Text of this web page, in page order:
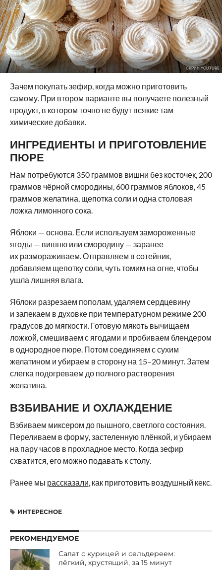
СКРИН YOUTUBE
Зачем покупать зефир, когда можно приготовить
самому. При втором варианте вы получаете полезный
продукт, в котором точно не будут всякие там
химические добавки.
ИНГРЕДИЕНТЫ И ПРИГОТОВЛЕНИЕ
ПЮРЕ
Нам потребуются 350 граммов вишни без косточек, 200
граммов чёрной смородины, 600 граммов яблоков, 45
граммов желатина, щепотка соли и одна столовая
ложка лимонного сока.
Яблоки — основа. Если используем замороженные
ягоды — вишню или смородину — заранее
их размораживаем. Отправляем в сотейник,
добавляем щепотку соли, чуть томим на огне, чтобы
ушла лишняя влага.
Яблоки разрезаем пополам, удаляем сердцевину
и запекаем в духовке при температурном режиме 200
градусов до мягкости. Готовую мякоть вычищаем
ложкой, смешиваем с ягодами и пробиваем блендером
в однородное пюре. Потом соединяем с сухим
желатином и убираем в сторону на 15–20 минут. Затем
слегка подогреваем до полного растворения
желатина.
ВЗБИВАНИЕ И ОХЛАЖДЕНИЕ
Взбиваем миксером до пышного, светлого состояния.
Переливаем в форму, застеленную плёнкой, и убираем
на пару часов в прохладное место. Когда зефир
схватится, его можно подавать к столу.
Ранее мы рассказали , как приготовить воздушный кекс.
ИНТЕРЕСНОЕ
РЕКОМЕНДУЕМОЕ
Салат с курицей и сельдереем:
лёгкий, хрустящий, за 15 минут